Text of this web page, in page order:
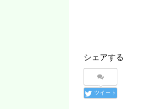
シェアする
ツイート